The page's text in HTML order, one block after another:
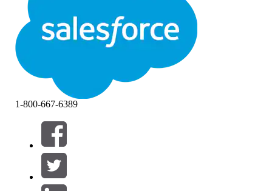
1-800-667-6389